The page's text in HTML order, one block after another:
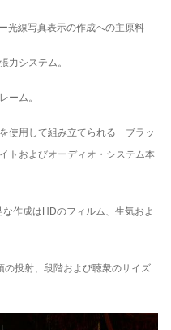
光線写真表示の作成への主原料
力システム。
ーム。
使用して組み立てられる「ブラッ
トおよびオーディオ・システム本
作成はHDのフィルム、生気およ
の投射、段階および聴衆のサイズ